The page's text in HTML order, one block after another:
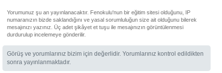
Yorumunuz şu an yayınlanacaktır. Fenokulu'nun bir eğitim sitesi olduğunu, IP
numaranızın bizde saklandığını ve yasal sorumluluğun size ait olduğunu bilerek
mesajınızı yazınız. Üç adet şikâyet et tuşu ile mesajınızın görüntülenmesi
durdurulup incelemeye gönderilir.
Görüş ve yorumlarınız bizim için değerlidir. Yorumlarınız kontrol edildikten
sonra yayınlanmaktadır.